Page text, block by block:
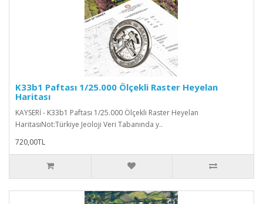
K33b1 Paftası 1/25.000 Ölçekli Raster Heyelan
Haritası
KAYSERİ - K33b1 Paftası 1/25.000 Ölçekli Raster Heyelan
HaritasıNot:Türkiye Jeoloji Veri Tabanında y..
720,00TL